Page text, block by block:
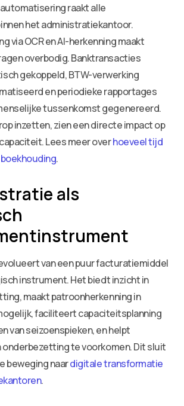
raakt alle
het administratiekantoor.
via OCR en AI-herkenning maakt
overbodig. Banktransacties
gekoppeld, BTW-verwerking
en periodieke rapportages
tussenkomst gegenereerd.
inzetten, zien een directe impact op
Lees meer overhoeveel tijd
.
als
van een puur facturatiemiddel
instrument. Het biedt inzicht in
maakt patroonherkenning in
faciliteert capaciteitsplanning
van seizoenspieken, en helpt
te voorkomen. Dit sluit
beweging naardigitale transformatie
.